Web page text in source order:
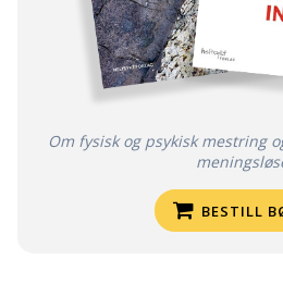
Om fysisk og psykisk mestring
BESTILL